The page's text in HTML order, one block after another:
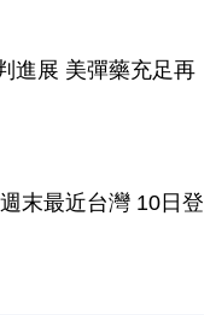
進展 美彈藥充足再
末最近台灣 10日登